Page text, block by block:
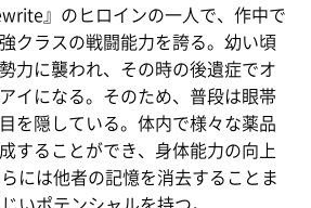
』のヒロインの一人で、作中で
クラスの戦闘能力を誇る。幼い頃
力に襲われ、その時の後遺症でオ
イになる。そのため、普段は眼帯
を隠している。体内で様々な薬品
することができ、身体能力の向上
には他者の記憶を消去することま